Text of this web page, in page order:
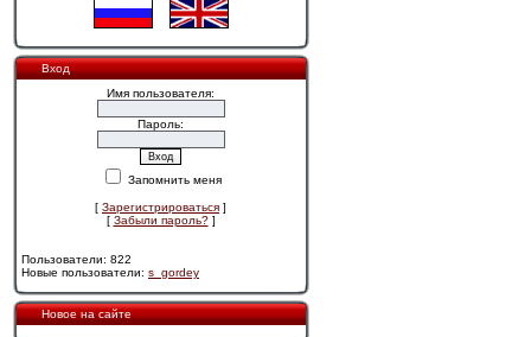
Вход
Имя пользователя:
Пароль:
Запомнить меня
[ Зарегистрироваться ]
[ Забыли пароль?]
Пользователи: 822
Новые пользователи: s_gordey
Новое на сайте